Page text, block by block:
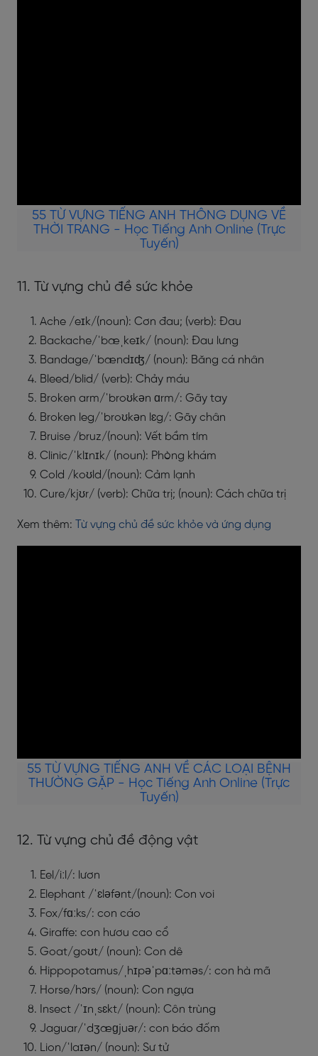
55 TỪ VỰNG TIẾNG ANH THÔNG DỤNG VỀ
THỜI TRANG - Học Tiếng Anh Online (Trực
Tuyến)
11. Từ vựng chủ đề sức khỏe
Ache /eɪk/(noun): Cơn đau; (verb): Đau
Backache/ˈbæˌkeɪk/ (noun): Đau lưng
Bandage/ˈbændɪʤ/ (noun): Băng cá nhân
Bleed/blid/ (verb): Chảy máu
Broken arm/ˈbroʊkən ɑrm/: Gãy tay
Broken leg/ˈbroʊkən lɛg/: Gãy chân
Bruise /bruz/(noun): Vết bầm tím
Clinic/ˈklɪnɪk/ (noun): Phòng khám
Cold /koʊld/(noun): Cảm lạnh
Cure/kjʊr/ (verb): Chữa trị; (noun): Cách chữa trị
Xem thêm: Từ vựng chủ đề sức khỏe và ứng dụng
55 TỪ VỰNG TIẾNG ANH VỀ CÁC LOẠI BỆNH
THƯỜNG GẶP - Học Tiếng Anh Online (Trực
Tuyến)
12. Từ vựng chủ đề động vật
Eel/iːl/: lươn
Elephant /ˈɛləfənt/(noun): Con voi
Fox/fɑːks/: con cáo
Giraffe: con hươu cao cổ
Goat/goʊt/ (noun): Con dê
Hippopotamus/ˌhɪpəˈpɑːtəməs/: con hà mã
Horse/hɔrs/ (noun): Con ngựa
Insect /ˈɪnˌsɛkt/ (noun): Côn trùng
Jaguar/ˈdʒæɡjuər/: con báo đốm
Lion/ˈlaɪən/ (noun): Sư tử